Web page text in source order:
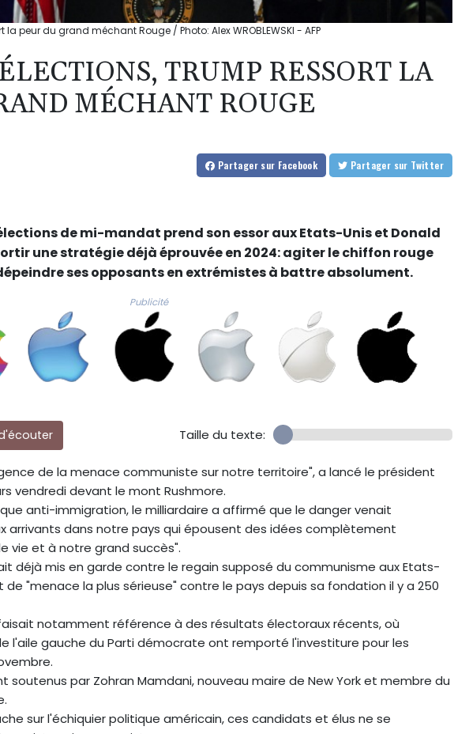
peur du grand méchant Rouge / Photo: Alex WROBLEWSKI - AFP
TRUMP RESSORT LA
MÉCHANT ROUGE
Partager sur Facebook Partager sur Twitter
de mi-mandat prend son essor aux Etats-Unis et Donald
une stratégie déjà éprouvée en 2024: agiter le chiffon rouge
ses opposants en extrémistes à battre absolument.
Publicité
Taille du texte:
de la menace communiste sur notre territoire", a lancé le président
vendredi devant le mont Rushmore.
anti-immigration, le milliardaire a affirmé que le danger venait
arrivants dans notre pays qui épousent des idées complètement
vie et à notre grand succès".
déjà mis en garde contre le regain supposé du communisme aux Etats-
de "menace la plus sérieuse" contre le pays depuis sa fondation il y a 250
notamment référence à des résultats électoraux récents, où
l'aile gauche du Parti démocrate ont remporté l'investiture pour les
soutenus par Zohran Mamdani, nouveau maire de New York et membre du
sur l'échiquier politique américain, ces candidats et élus ne se